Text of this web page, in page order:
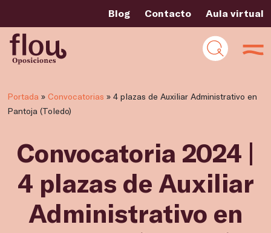
Blog Contacto Aula virtual
Portada » Convocatorias » 4 plazas de Auxiliar Administrativo en
Pantoja (Toledo)
Convocatoria 2024 |
4 plazas de Auxiliar
Administrativo en